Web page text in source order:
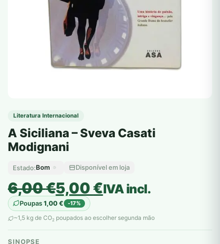
Literatura Internacional
A Siciliana – Sveva Casati
Modignani
Estado:Bom Disponível em loja
6,00€
O
preço
original
era:
5,00€
O
preço
atual
é:
IVA incl.
Poupas1,00€ -17%
~1,5 kg de CO2 poupados ao escolher segunda mão
SINOPSE